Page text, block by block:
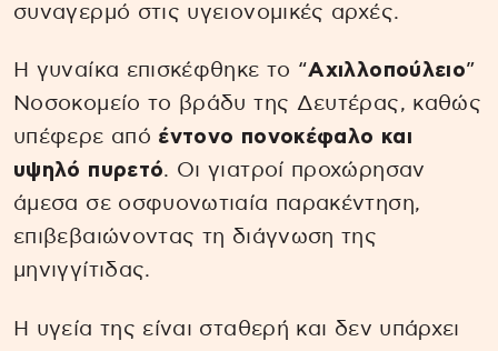
συναγερμό στις υγειονομικές αρχές.
Η γυναίκα επισκέφθηκε το “Αχιλλοπούλειο”
Νοσοκομείο το βράδυ της Δευτέρας, καθώς
υπέφερε από έντονο πονοκέφαλο και
υψηλό πυρετό. Οι γιατροί προχώρησαν
άμεσα σε οσφυονωτιαία παρακέντηση,
επιβεβαιώνοντας τη διάγνωση της
μηνιγγίτιδας.
Η υγεία της είναι σταθερή και δεν υπάρχει